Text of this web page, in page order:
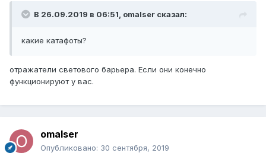
В 26.09.2019 в 06:51, omalser сказал:
какие катафоты?
отражатели светового барьера. Если они конечно
функционируют у вас.
omalser
Опубликовано: 30 сентября, 2019